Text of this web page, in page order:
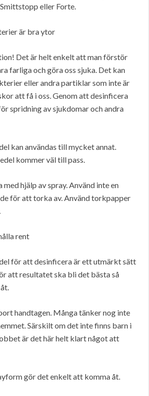
eller Forte.
är bra ytor
Det är helt enkelt att man förstör
farliga och göra oss sjuka. Det kan
eller andra partiklar som inte är
att få i oss. Genom att desinficera
spridning av sjukdomar och andra
kan användas till mycket annat.
kommer väl till pass.
med hjälp av spray. Använd inte en
för att torka av. Använd torkpapper
rent
för att desinficera är ett utmärkt sätt
att resultatet ska bli det bästa så
handtagen. Många tänker nog inte
Särskilt om det inte finns barn i
är det här helt klart något att
gör det enkelt att komma åt.